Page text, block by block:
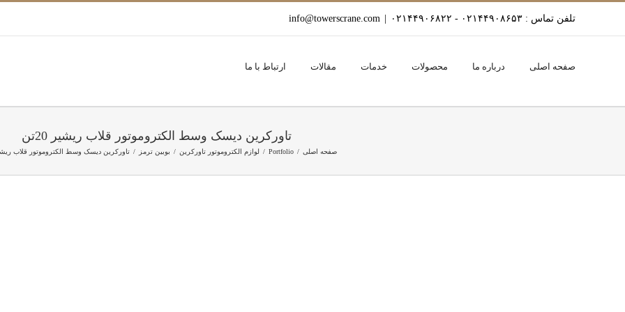
content
تلفن تماس : ۰۲۱۴۴۹۰۸۶۵۳ - ۰۲۱۴۴۹۰۶۸۲۲ info@towerscrane.com
صفحه اصلی درباره ما محصولات خدمات مقالات ارتباط با ما
تاورکرین دیسک وسط الکتروموتور قلاب ریشیر 20تن
صفحه اصلی Portfolio لوازم الکتروموتور تاورکرین بوبین ترمز تاورکرین دیسک وسط الکتروموتور قلاب ریشیر